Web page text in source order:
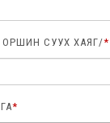
СУУХ ХАЯГ/*
*